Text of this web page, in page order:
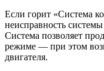
Если горит «Система
неисправность
Система позволяет
режиме — при этом
двигателя.